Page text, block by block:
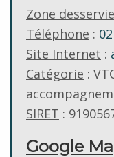
Zone
Téléphone :
Site Internet :
Catégorie :
SIRET :
Google